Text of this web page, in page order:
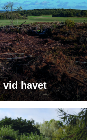
vid havet